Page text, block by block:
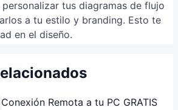
tus diagramas de flujo
a tu estilo y branding. Esto te
en el diseño.
Conexión Remota a tu PC GRATIS